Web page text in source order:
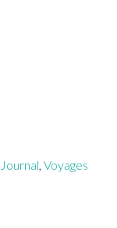
Journal Voyages